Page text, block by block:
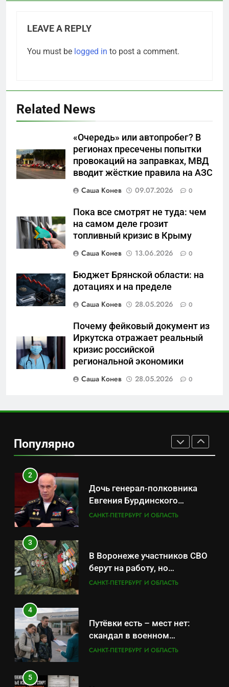
LEAVE A REPLY
You must be logged in to post a comment.
Related News
«Очередь» или автопробег? В
регионах пресечены попытки
провокаций на заправках, МВД
вводит жёсткие правила на АЗС
Саша Конев
09.07.2026 0
Пока все смотрят не туда: чем
на самом деле грозит
топливный кризис в Крыму
Саша Конев
13.06.2026 0
Бюджет Брянской области: на
дотациях и на пределе
Саша Конев
28.05.2026 0
Почему фейковый документ из
Иркутска отражает реальный
кризис российской
региональной экономики
Саша Конев
28.05.2026 0
Популярно
Что происходит в
калининградском анклаве:
военные изымают спирт «для
защиты Отечества»
САНКТ-ПЕТЕРБУРГ И ОБЛАСТЬ
«500-тонный беспилотник»
или очередная показуха? Что
скрывает российский ВМФ
7
Перезагрузка в Удмуртии:
результат управленческих
провалов и уязвимости
региона
8
Зачистка неба: Силовой
передел авиаотрасли
САНКТ-ПЕТЕРБУРГ И ОБЛАСТЬ
данные о складах с военной
продукцией: предприятия
обратились в СК
САНКТ-ПЕТЕРБУРГ И ОБЛАСТЬ
2
Дочь генерал-полковника
Евгения Бурдинского
оказывает платные услуги по
САНКТ-ПЕТЕРБУРГ И ОБЛАСТЬ
3
В Воронеже участников СВО
берут на работу, но
удержаться удаётся не всем
САНКТ-ПЕТЕРБУРГ И ОБЛАСТЬ
4
Путёвки есть – мест нет:
скандал в военном
санатории Владивостока
САНКТ-ПЕТЕРБУРГ И ОБЛАСТЬ
5